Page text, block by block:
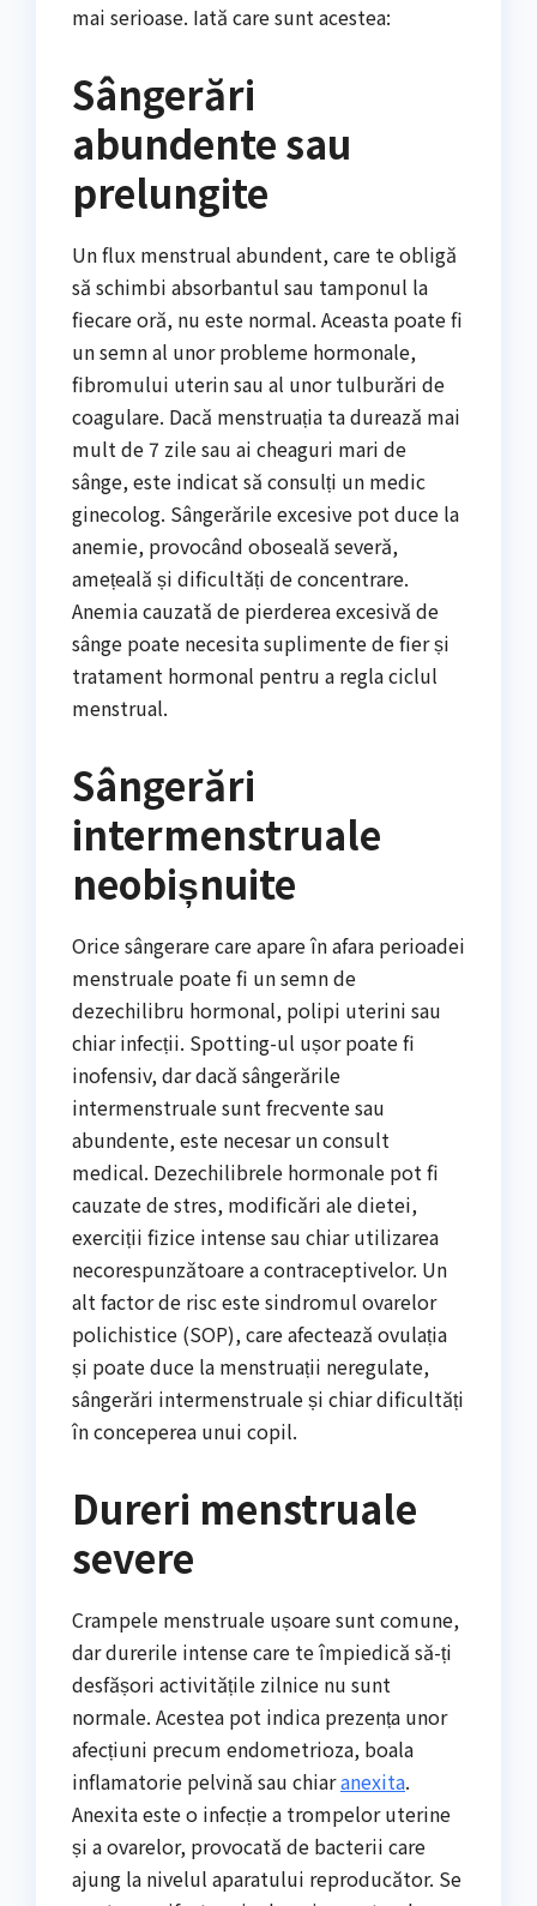
mai serioase. Iată care sunt acestea:
Sângerări
abundente sau
prelungite
Un flux menstrual abundent, care te obligă
să schimbi absorbantul sau tamponul la
fiecare oră, nu este normal. Aceasta poate fi
un semn al unor probleme hormonale,
fibromului uterin sau al unor tulburări de
coagulare. Dacă menstruația ta durează mai
mult de 7 zile sau ai cheaguri mari de
sânge, este indicat să consulți un medic
ginecolog. Sângerările excesive pot duce la
anemie, provocând oboseală severă,
amețeală și dificultăți de concentrare.
Anemia cauzată de pierderea excesivă de
sânge poate necesita suplimente de fier și
tratament hormonal pentru a regla ciclul
menstrual.
Sângerări
intermenstruale
neobișnuite
Orice sângerare care apare în afara perioadei
menstruale poate fi un semn de
dezechilibru hormonal, polipi uterini sau
chiar infecții. Spotting-ul ușor poate fi
inofensiv, dar dacă sângerările
intermenstruale sunt frecvente sau
abundente, este necesar un consult
medical. Dezechilibrele hormonale pot fi
cauzate de stres, modificări ale dietei,
exerciții fizice intense sau chiar utilizarea
necorespunzătoare a contraceptivelor. Un
alt factor de risc este sindromul ovarelor
polichistice (SOP), care afectează ovulația
și poate duce la menstruații neregulate,
sângerări intermenstruale și chiar dificultăți
în conceperea unui copil.
Dureri menstruale
severe
Crampele menstruale ușoare sunt comune,
dar durerile intense care te împiedică să-ți
desfășori activitățile zilnice nu sunt
normale. Acestea pot indica prezența unor
afecțiuni precum endometrioza, boala
inflamatorie pelvină sau chiaranexita.
Anexita este o infecție a trompelor uterine
și a ovarelor, provocată de bacterii care
ajung la nivelul aparatului reproducător. Se